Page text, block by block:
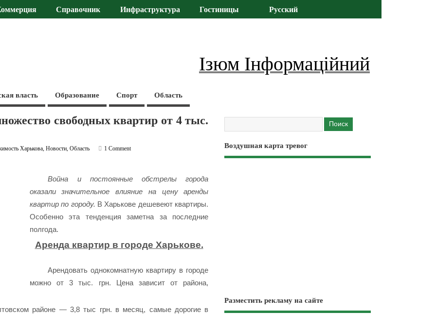
Справочник Инфраструктура Гостиницы Русский
Ізюм Інформаційний
власть Образование Спорт Область
свободных квартир от 4 тыс.
Харькова,Новости,Область
1 Comment
Война и постоянные обстрелы города
оказали значительное влияние на цену аренды
квартир по городу. В Харькове дешевеют квартиры.
Особенно эта тенденция заметна за последние
полгода.
Аренда квартир в городе Харькове.
Арендовать однокомнатную квартиру в городе
можно от 3 тыс. грн. Цена зависит от района,
районе — 3,8 тыс грн. в месяц, самые дорогие в
Воздушная карта тревог
Разместить рекламу на сайте